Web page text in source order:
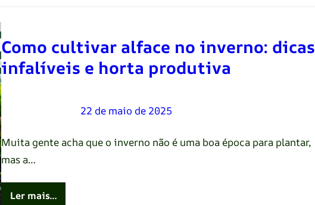
Como cultivar alface no inverno: dicas
infalíveis e horta produtiva
Renato Oliveira 22 de maio de 2025
Muita gente acha que o inverno não é uma boa época para plantar,
mas a…
Ler mais…